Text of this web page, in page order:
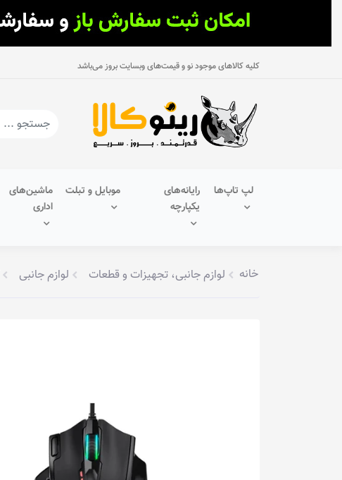
کلیه کالاهای موجود نو و قیمت‌های وبسایت بروز می‌باشد
لپ تاپ‌ها
رایانه‌های
یکپارچه
موبایل و تبلت
ماشین‌های
اداری
خانه لوازم جانبی، تجهیزات و قطعات لوازم جانبی